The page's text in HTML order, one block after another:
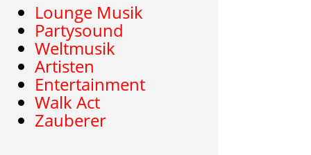
Lounge Musik
Partysound
Weltmusik
Artisten
Entertainment
Walk Act
Zauberer